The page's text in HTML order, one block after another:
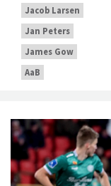
Jacob Larsen
Jan Peters
James Gow
AaB